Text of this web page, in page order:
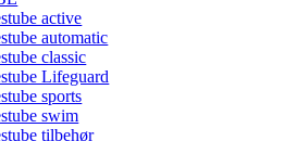
active
automatic
classic
Lifeguard
sports
swim
tilbehør